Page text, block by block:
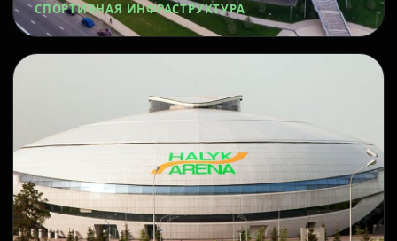
СПОРТИВНАЯ ИНФРАСТРУКТУРА